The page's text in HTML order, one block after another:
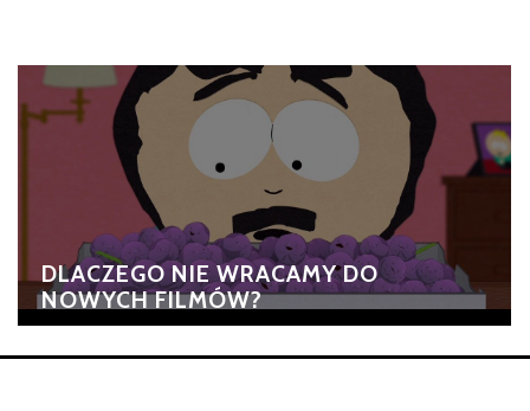
DLACZEGO NIE WRACAMY DO
NOWYCH FILMÓW?